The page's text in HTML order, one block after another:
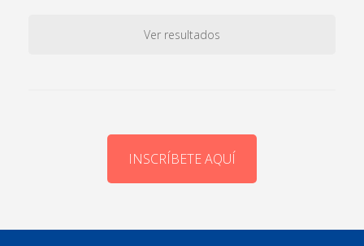
Ver resultados
INSCRÍBETE AQUÍ